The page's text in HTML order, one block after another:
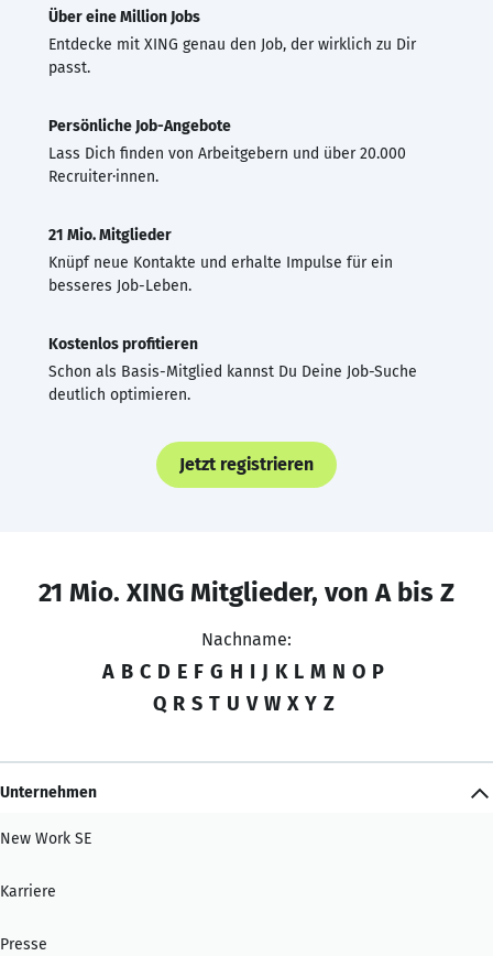
Über eine Million Jobs
Entdecke mit XING genau den Job, der wirklich zu Dir
passt.
Persönliche Job-Angebote
Lass Dich finden von Arbeitgebern und über 20.000
Recruiter·innen.
21 Mio. Mitglieder
Knüpf neue Kontakte und erhalte Impulse für ein
besseres Job-Leben.
Kostenlos profitieren
Schon als Basis-Mitglied kannst Du Deine Job-Suche
deutlich optimieren.
Jetzt registrieren
21 Mio. XING Mitglieder, von A bis Z
Nachname:
A B C D E F G H I J K L M N O P
Q R S T U V W X Y Z
Unternehmen
New Work SE
Karriere
Presse